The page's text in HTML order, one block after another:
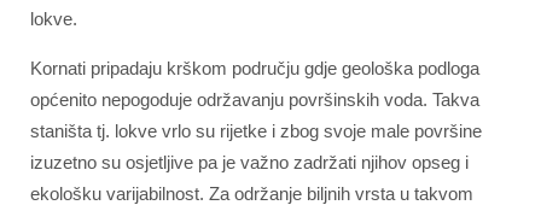
lokve.
Kornati pripadaju krškom području gdje geološka podloga
općenito nepogoduje održavanju površinskih voda. Takva
staništa tj. lokve vrlo su rijetke i zbog svoje male površine
izuzetno su osjetljive pa je važno zadržati njihov opseg i
ekološku varijabilnost. Za održanje biljnih vrsta u takvom